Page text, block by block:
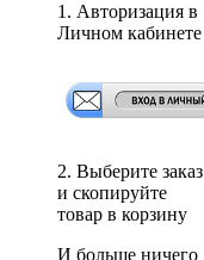
1. Авторизация в
Личном кабинете
2. Выберите заказ
и скопируйте
товар в корзину
И больше ничего